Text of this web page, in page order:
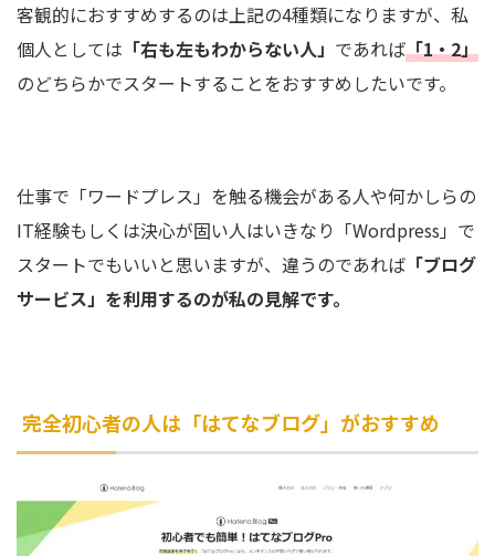
客観的におすすめするのは上記の4種類になりますが、私
個人としては 「右も左もわからない人」 であれば「1・2」
のどちらかでスタートすることをおすすめしたいです。
仕事で「ワードプレス」を触る機会がある人や何かしらの
IT経験もしくは決心が固い人はいきなり「Wordpress」で
スタートでもいいと思いますが、違うのであれば 「ブログ
サービス」を利用するのが私の見解です。
完全初心者の人は「はてなブログ」がおすすめ